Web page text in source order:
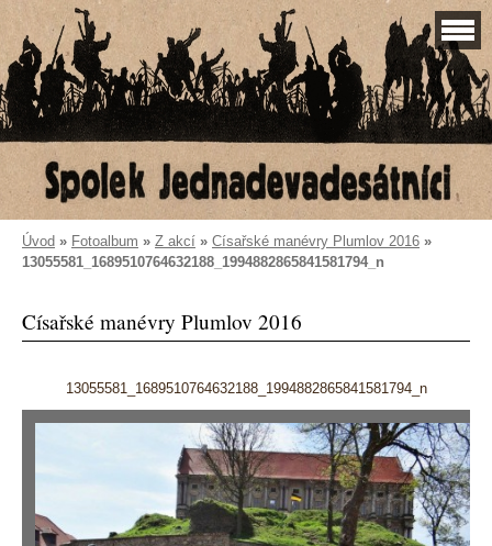
Úvod » Fotoalbum » Z akcí » Císařské manévry Plumlov 2016 »
13055581_1689510764632188_1994882865841581794_n
Císařské manévry Plumlov 2016
13055581_1689510764632188_1994882865841581794_n